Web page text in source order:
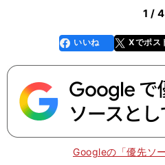
1 / 4
faceboo
k
いいね Xでポス
Googleの「優先ソ